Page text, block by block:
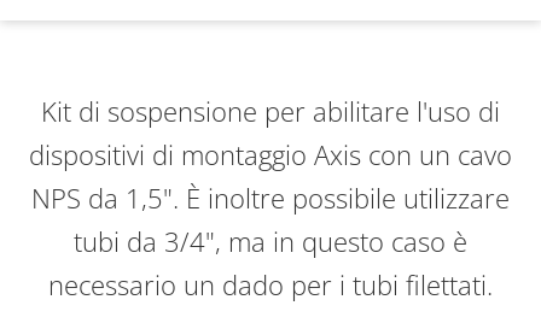
Kit di sospensione per abilitare l'uso di
dispositivi di montaggio Axis con un cavo
NPS da 1,5". È inoltre possibile utilizzare
tubi da 3/4", ma in questo caso è
necessario un dado per i tubi filettati.